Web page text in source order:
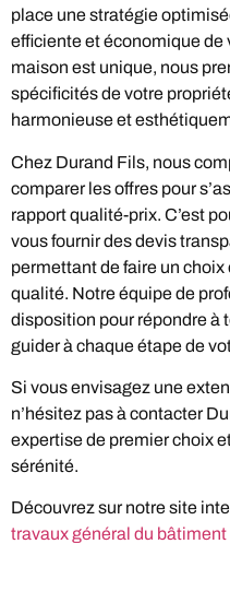
place une stratégie
efficiente et économique de
maison est unique, nous
spécificités de votre
harmonieuse et
Chez Durand Fils, nous
comparer les offres pour
rapport qualité-prix. C’est
vous fournir des devis
permettant de faire un
qualité. Notre équipe de
disposition pour répondre à
guider à chaque étape de
Si vous envisagez une
n’hésitez pas à contacter
expertise de premier choix
sérénité.
Découvrez sur notre site
travaux général du bâtiment